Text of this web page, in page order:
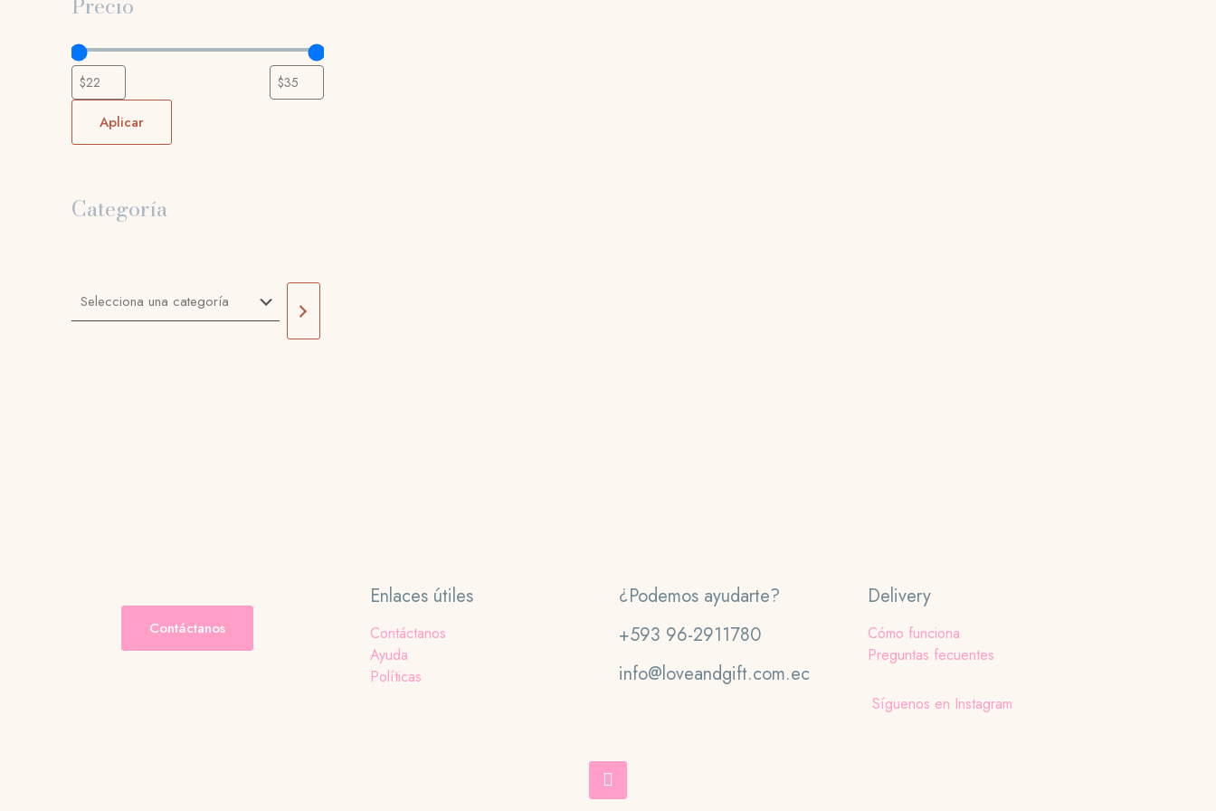
Aplicar
Categoría
Selecciona
una
Contáctanos
Enlaces útiles
Contáctanos
Ayuda
Políticas
¿Podemos ayudarte?
+593 96-2911780
info@loveandgift.com.ec
Delivery
Cómo funciona
Preguntas fecuentes
Síguenos en Instagram